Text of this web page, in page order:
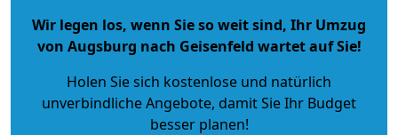
Wir legen los, wenn Sie so weit sind, Ihr Umzug
von Augsburg nach Geisenfeld wartet auf Sie!
Holen Sie sich kostenlose und natürlich
unverbindliche Angebote, damit Sie Ihr Budget
besser planen!